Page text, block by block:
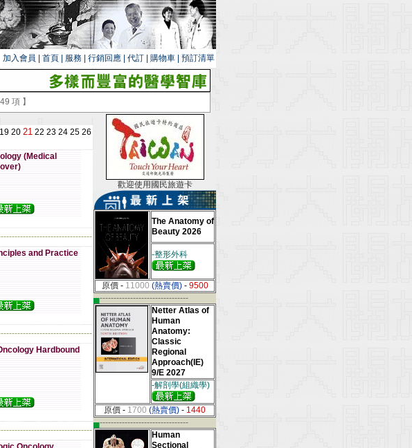
加入會員 首頁 服務 行銷回應 代訂 購物車 預訂清單
項 】
19 20 21 22 23 24 25 26
(Medical
and Practice
Hardbound
歡迎使用國民旅遊卡
The Anatomy of
Beauty 2026
-整形外科
原價 - 11000 (熱賣價) - 9500
▄--------------------------------
Netter Atlas of
Human
Anatomy:
Classic
Regional
Approach(IE)
9/E 2027
-解剖學(組織學)
原價 - 1700 (熱賣價) - 1440
▄--------------------------------
Human
Sectional